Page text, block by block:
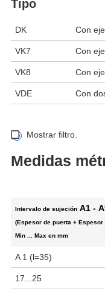
Tipo
DK Con
VK7 Con
VK8 Con
VDE Con
Mostrar filtro.
Medidas
Intervalo de sujeción A1 -
(Espesor de puerta + Espesor
Min ... Max en mm
A 1 (l=35)
17...25